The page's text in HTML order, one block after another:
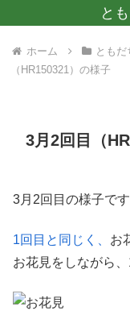
と
ホーム とも
（HR150321）の様子
3月2回目（
3月2回目の様子です
1回目と同じく、 お
お花見をしながら